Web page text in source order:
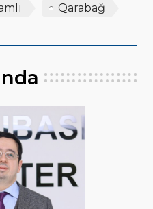
Qarabağ